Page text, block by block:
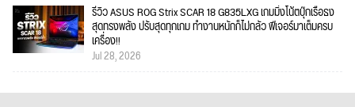
รีวิว ASUS ROG Strix SCAR 18 G835LXG เกมมิ่งโน้ตบุ๊กเรือธง
สุดทรงพลัง ปรับสุดทุกเกม ทำงานหนักก็ไม่กลัว ฟีเจอร์มาเต็มครบ
เครื่อง!!
Jul 28, 2026